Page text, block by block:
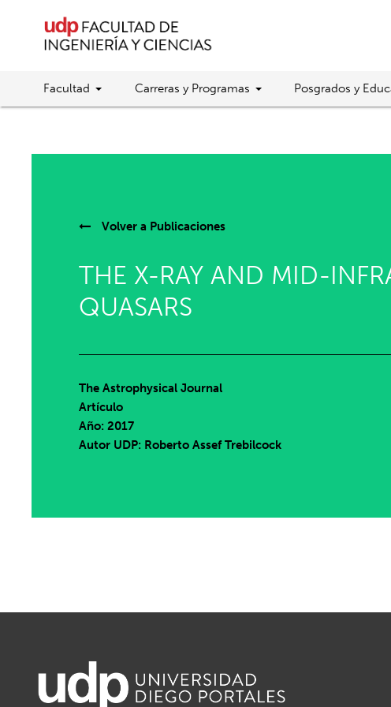
Facultad Carreras y Programas Posgrados y
Volver a Publicaciones
THE X-RAY AND MID-
QUASARS
The Astrophysical Journal
Artículo
Año: 2017
Autor UDP: Roberto Assef Trebilcock